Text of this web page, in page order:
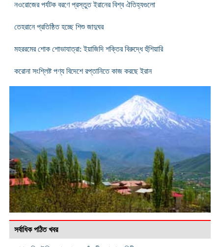
নওরোজের পর্যটক বরণে প্রস্তুত ইরানের বিশ্ব ঐতিহ্যগুলো
তেহরানে প্রতিষ্ঠিত হচ্ছে শিশু জাদুঘর
মহররমের শোক শোভাযাত্রা: ইয়াজিদি শক্তির বিরুদ্ধে হুঁশিয়ারি
করোনা সংশ্লিষ্ট পণ্য বিদেশে রপ্তানিতে কাজ করছে ইরান
সর্বাধিক পঠিত খবর